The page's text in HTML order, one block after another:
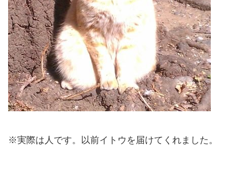
※実際は人です。以前イトウを届けてくれました。